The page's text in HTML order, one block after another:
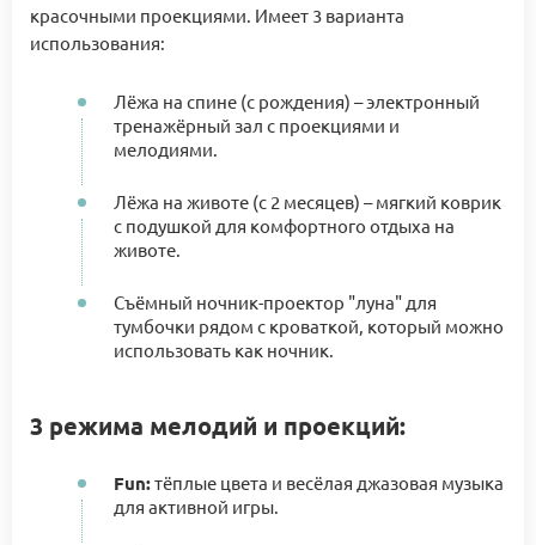
красочными проекциями. Имеет 3 варианта
использования:
Лёжа на спине (с рождения) – электронный
тренажёрный зал с проекциями и
мелодиями.
Лёжа на животе (с 2 месяцев) – мягкий коврик
с подушкой для комфортного отдыха на
животе.
Съёмный ночник-проектор "луна" для
тумбочки рядом с кроваткой, который можно
использовать как ночник.
3 режима мелодий и проекций:
Fun:тёплые цвета и весёлая джазовая музыка
для активной игры.